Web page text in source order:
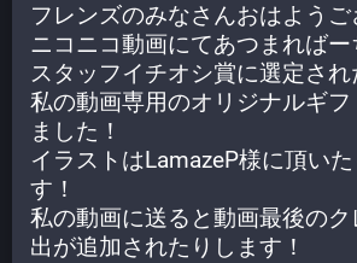
フレンズのみなさんおはよう
ニコニコ動画にてあつまれば
スタッフイチオシ賞に選定さ
私の動画専用のオリジナルギ
ました！
イラストはLamazeP様に頂い
す！
私の動画に送ると動画最後の
出が追加されたりします！